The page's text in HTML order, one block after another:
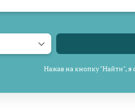
Нажав на кнопку "Найти", я